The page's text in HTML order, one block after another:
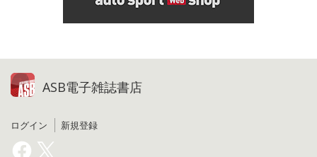
ASB電子雑誌書店
ログイン 新規登録